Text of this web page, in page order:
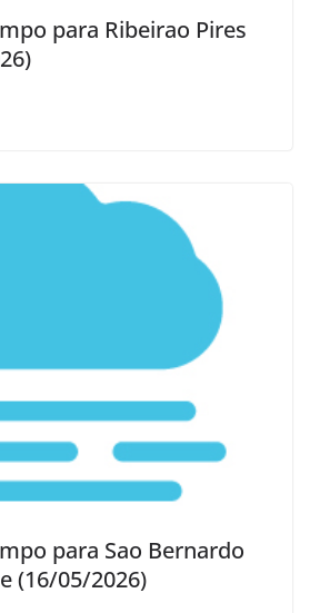
para Ribeirao Pires
para Sao Bernardo
(16/05/2026)